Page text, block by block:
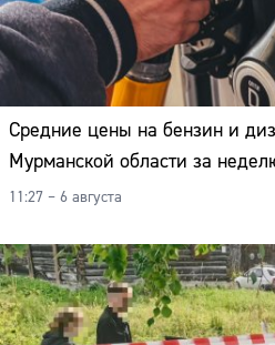
Средние цены на бензин и
Мурманской области за
11:27 – 6 августа